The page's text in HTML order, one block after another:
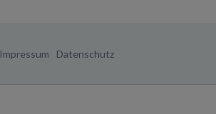
Impressum Datenschutz